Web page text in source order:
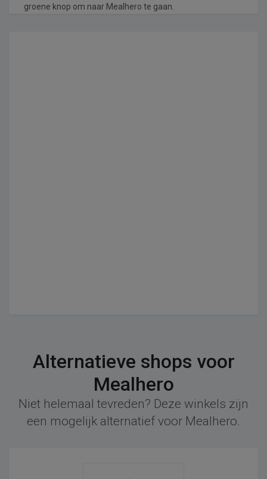
groene knop om naar Mealhero te gaan.
Alternatieve shops voor
Mealhero
Niet helemaal tevreden? Deze winkels zijn
een mogelijk alternatief voor Mealhero.